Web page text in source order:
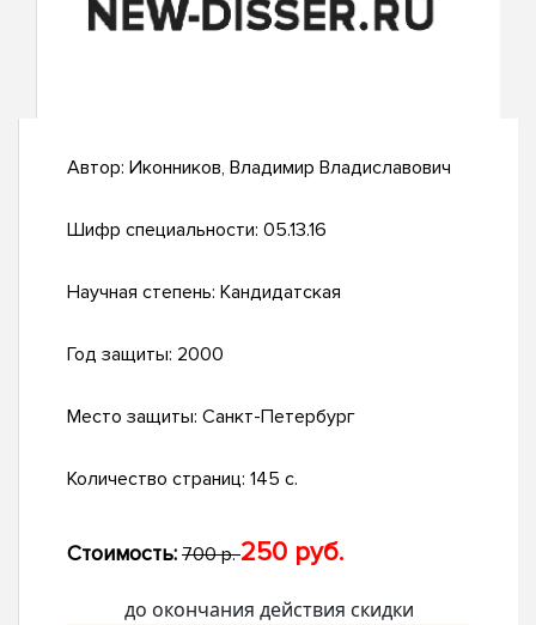
Автор: Иконников, Владимир Владиславович
Шифр специальности: 05.13.16
Научная степень: Кандидатская
Год защиты: 2000
Место защиты: Санкт-Петербург
Количество страниц: 145 с.
Стоимость: 700 р.250 руб.
до окончания действия скидки